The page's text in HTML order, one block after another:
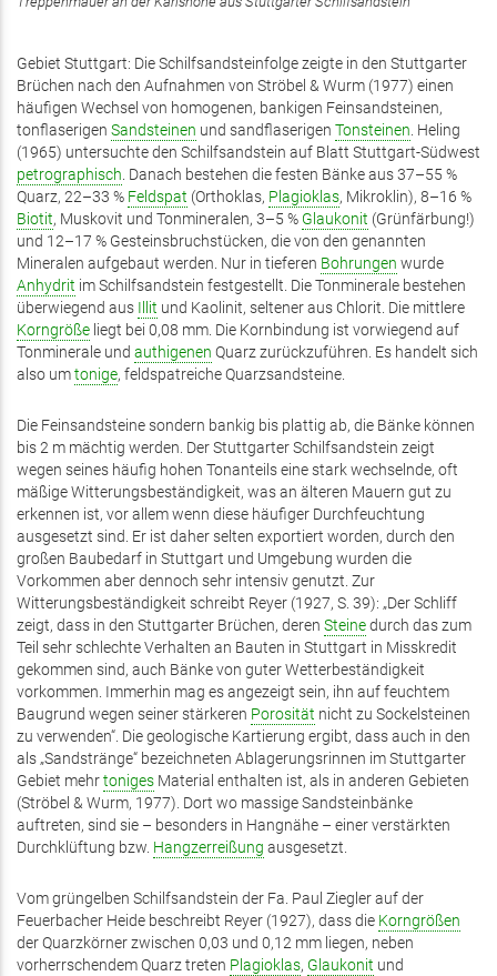
Gebiet Stuttgart: Die Schilfsandsteinfolge zeigte in den Stuttgarter
Brüchen nach den Aufnahmen von Ströbel & Wurm (1977) einen
häufigen Wechsel von homogenen, bankigen Feinsandsteinen,
tonflaserigen Sandsteinen und sandflaserigen Tonsteinen. Heling
(1965) untersuchte den Schilfsandstein auf Blatt Stuttgart-Südwest
petrographisch. Danach bestehen die festen Bänke aus 37–55 %
Quarz, 22–33 % Feldspat (Orthoklas, Plagioklas, Mikroklin), 8–16 %
Biotit, Muskovit und Tonmineralen, 3–5 % Glaukonit (Grünfärbung!)
und 12–17 % Gesteinsbruchstücken, die von den genannten
Mineralen aufgebaut werden. Nur in tieferen Bohrungen wurde
Anhydrit im Schilfsandstein festgestellt. Die Tonminerale bestehen
überwiegend aus Illit und Kaolinit, seltener aus Chlorit. Die mittlere
Korngröße liegt bei 0,08 mm. Die Kornbindung ist vorwiegend auf
Tonminerale und authigenen Quarz zurückzuführen. Es handelt sich
also umtonige, feldspatreiche Quarzsandsteine.
Die Feinsandsteine sondern bankig bis plattig ab, die Bänke können
bis 2 m mächtig werden. Der Stuttgarter Schilfsandstein zeigt
wegen seines häufig hohen Tonanteils eine stark wechselnde, oft
mäßige Witterungsbeständigkeit, was an älteren Mauern gut zu
erkennen ist, vor allem wenn diese häufiger Durchfeuchtung
ausgesetzt sind. Er ist daher selten exportiert worden, durch den
großen Baubedarf in Stuttgart und Umgebung wurden die
Vorkommen aber dennoch sehr intensiv genutzt. Zur
Witterungsbeständigkeit schreibt Reyer (1927, S. 39): „Der Schliff
zeigt, dass in den Stuttgarter Brüchen, deren Steinedurch das zum
Teil sehr schlechte Verhalten an Bauten in Stuttgart in Misskredit
gekommen sind, auch Bänke von guter Wetterbeständigkeit
vorkommen. Immerhin mag es angezeigt sein, ihn auf feuchtem
Baugrund wegen seiner stärkeren Porosität nicht zu Sockelsteinen
zu verwenden“. Die geologische Kartierung ergibt, dass auch in den
als „Sandstränge“ bezeichneten Ablagerungsrinnen im Stuttgarter
Gebiet mehrtoniges Material enthalten ist, als in anderen Gebieten
(Ströbel & Wurm, 1977). Dort wo massige Sandsteinbänke
auftreten, sind sie – besonders in Hangnähe – einer verstärkten
Durchklüftung bzw. Hangzerreißung ausgesetzt.
Vom grüngelben Schilfsandstein der Fa. Paul Ziegler auf der
Feuerbacher Heide beschreibt Reyer (1927), dass die Korngrößen
der Quarzkörner zwischen 0,03 und 0,12 mm liegen, neben
vorherrschendem Quarz treten Plagioklas, Glaukonit und